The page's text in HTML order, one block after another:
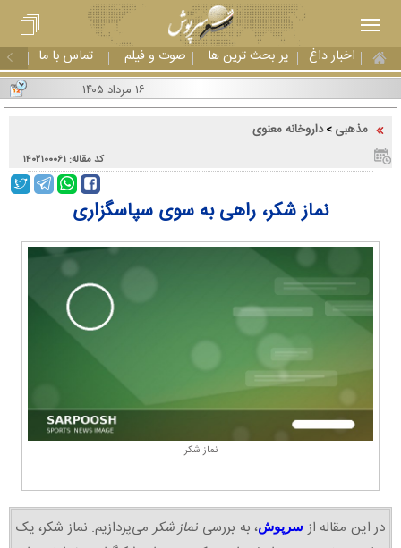
اخبار داغ پر بحث ترین ها صوت و فیلم تماس با ما
مذهبی >داروخانه معنوی
کد مقاله: ۱۴۰۲۱۰۰۰۶۱
نماز شکر، راهی به سوی سپاسگزاری
نماز شکر
در این مقاله از سرپوش، به بررسی نماز شکر می‌پردازیم. نماز شکر، یک